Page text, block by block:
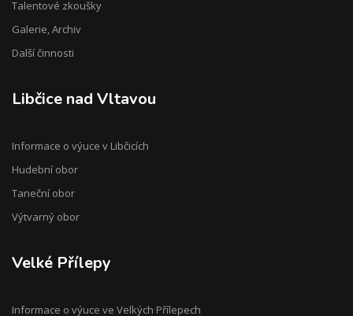
Talentové zkoušky
Galerie, Archiv
Další činnosti
Libčice nad Vltavou
Informace o výuce v Libčicích
Hudební obor
Taneční obor
Výtvarný obor
Velké Přílepy
Informace o výuce ve Velkých Přílepech